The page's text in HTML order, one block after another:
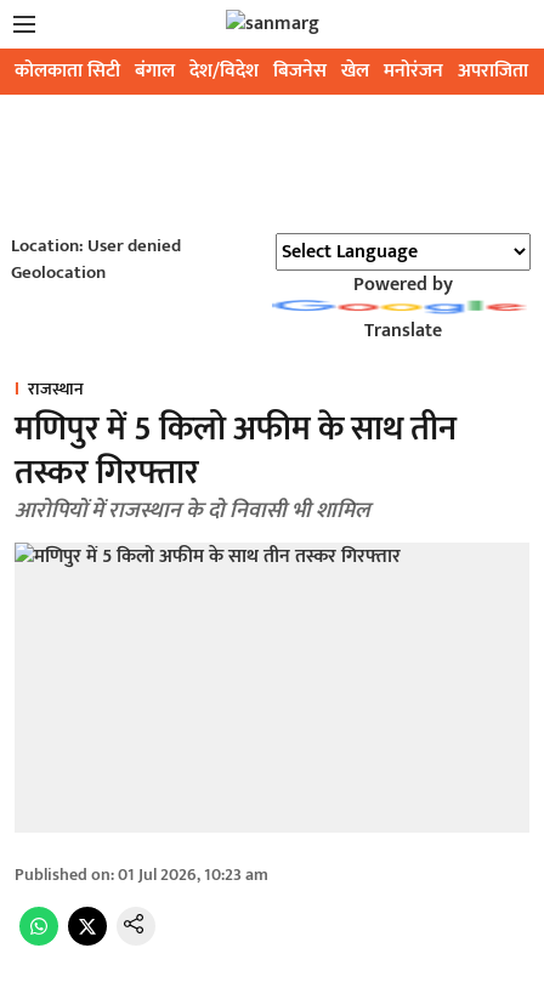
कोलकाता सिटी बंगाल देश/विदेश बिजनेस खेल मनोरंजन अपराजिता
Location: User denied
Geolocation
Powered by
Translate
राजस्थान
मणिपुर में 5 किलो अफीम के साथ तीन
तस्कर गिरफ्तार
आरोपियों में राजस्थान के दो निवासी भी शामिल
Published on:01 Jul 2026, 10:23 am